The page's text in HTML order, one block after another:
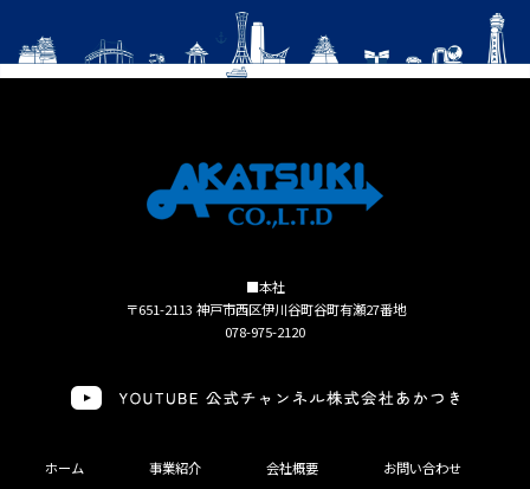
■本社
〒651-2113 神戸市西区伊川谷町谷町有瀬27番地
078-975-2120
ホーム 事業紹介 会社概要 お問い合わせ